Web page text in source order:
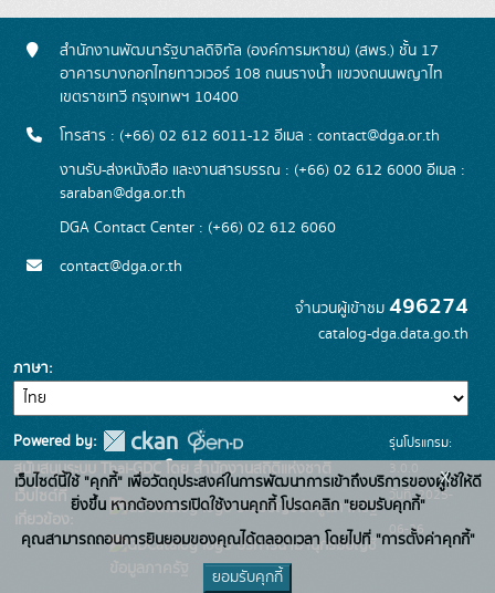
สำนักงานพัฒนารัฐบาลดิจิทัล (องค์การมหาชน) (สพร.) ชั้น 17
อาคารบางกอกไทยทาวเวอร์ 108 ถนนรางน้ำ แขวงถนนพญาไท
เขตราชเทวี กรุงเทพฯ 10400
โทรสาร : (+66) 02 612 6011-12 อีเมล : contact@dga.or.th
งานรับ-ส่งหนังสือ และงานสารบรรณ : (+66) 02 612 6000 อีเมล :
saraban@dga.or.th
DGA Contact Center : (+66) 02 612 6060
contact@dga.or.th
จำนวนผู้เข้าชม 496274
catalog-dga.data.go.th
ภาษา
Powered by:
สนับสนุนระบบ Thai-GDC โดย สำนักงานสถิติแห่งชาติ
เว็บไซต์ที่
เกี่ยวข้อง:
ระบบบัญชีข้อมูลภาครัฐ
บริการนามานุกรมบัญชี
รุ่นโปรแกรม:
3.0.0
วันที่: 2025-
06-26
เว็บไซต์นี้ใช้ "คุกกี้" เพื่อวัตถุประสงค์ในการพัฒนาการเข้าถึงบริการของผู้ใช้ให้ดี
ยิ่งขึ้น หากต้องการเปิดใช้งานคุกกี้ โปรดคลิก "ยอมรับคุกกี้"
คุณสามารถถอนการยินยอมของคุณได้ตลอดเวลา โดยไปที่ "การตั้งค่าคุกกี้"
ยอมรับคุกกี้
x